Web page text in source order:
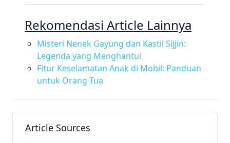
Rekomendasi Article Lainnya
Misteri Nenek Gayung dan Kastil Sijjin:
Legenda yang Menghantui
Fitur Keselamatan Anak di Mobil: Panduan
untuk Orang Tua
Article Sources